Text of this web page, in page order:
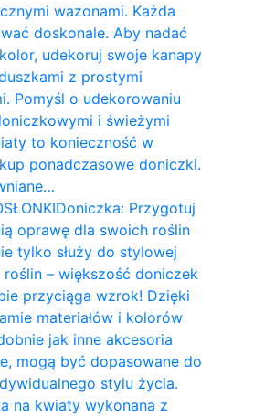
wazonami. Każda
doskonale. Aby nadać
udekoruj swoje kanapy
z prostymi
Pomyśl o udekorowaniu
i świeżymi
to konieczność w
ponadczasowe doniczki.
Doniczka: Przygotuj
oprawę dla swoich roślin
tylko służy do stylowej
– większość doniczek
przyciąga wzrok! Dzięki
materiałów i kolorów
jak inne akcesoria
mogą być dopasowane do
stylu życia.
na kwiaty wykonana z